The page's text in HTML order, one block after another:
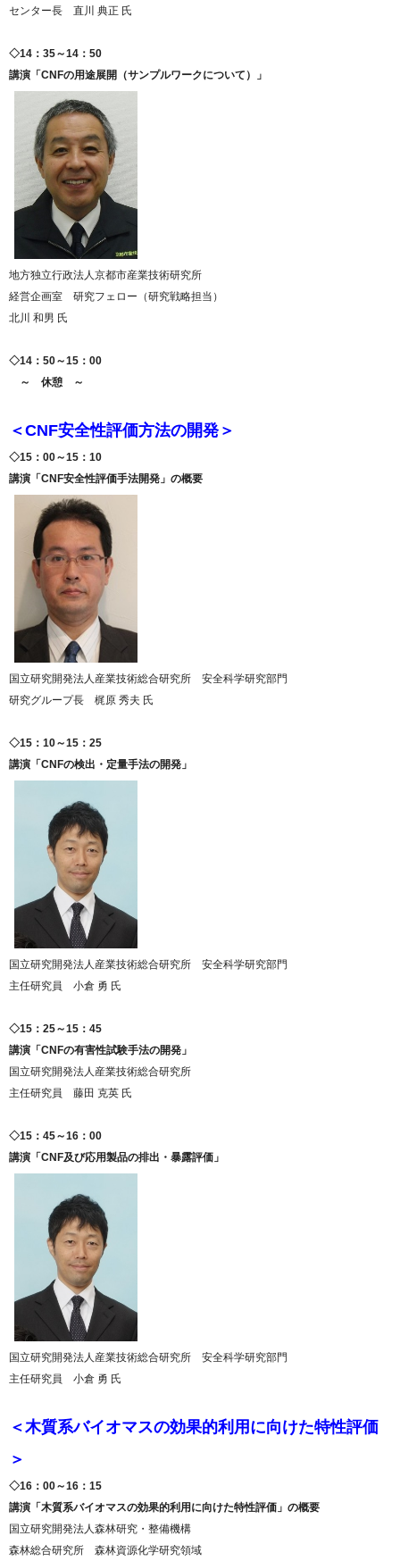
センター長 直川 典正 氏
◇14：35～14：50
講演「CNFの用途展開（サンプルワークについて）」
地方独立行政法人京都市産業技術研究所
経営企画室 研究フェロー（研究戦略担当）
北川 和男 氏
◇14：50～15：00
～ 休憩 ～
＜CNF安全性評価方法の開発＞
◇15：00～15：10
講演「CNF安全性評価手法開発」の概要
国立研究開発法人産業技術総合研究所 安全科学研究部門
研究グループ長 梶原 秀夫 氏
◇15：10～15：25
講演「CNFの検出・定量手法の開発」
国立研究開発法人産業技術総合研究所 安全科学研究部門
主任研究員 小倉 勇 氏
◇15：25～15：45
講演「CNFの有害性試験手法の開発」
国立研究開発法人産業技術総合研究所
主任研究員 藤田 克英 氏
◇15：45～16：00
講演「CNF及び応用製品の排出・暴露評価」
国立研究開発法人産業技術総合研究所 安全科学研究部門
主任研究員 小倉 勇 氏
＜木質系バイオマスの効果的利用に向けた特性評価
＞
◇16：00～16：15
講演「木質系バイオマスの効果的利用に向けた特性評価」の概要
国立研究開発法人森林研究・整備機構
森林総合研究所 森林資源化学研究領域